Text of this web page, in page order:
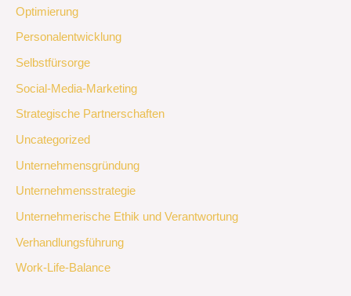
Optimierung
Personalentwicklung
Selbstfürsorge
Social-Media-Marketing
Strategische Partnerschaften
Uncategorized
Unternehmensgründung
Unternehmensstrategie
Unternehmerische Ethik und Verantwortung
Verhandlungsführung
Work-Life-Balance